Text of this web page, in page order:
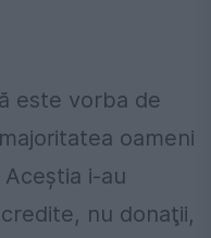
este vorba de
oameni
i-au
nu donaţii,